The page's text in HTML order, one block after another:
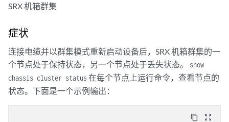
SRX 机箱群集
症状
连接电缆并以群集模式重新启动设备后，SRX 机箱群集的一
个节点处于保持状态，另一个节点处于丢失状态。
show
chassis cluster status在每个节点上运行命令，查看节点的
状态。下面是一个示例输出：
content_copy zoom_out_map